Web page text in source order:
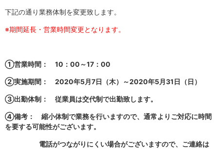
下記の通り業務体制を変更致します。
※期間延長・営業時間変更となります。
①営業時間： 10：00～17：00
②実施期間： 2020年5月7日（木）～2020年5月31日（日）
③出勤体制： 従業員は交代制で出勤致します。
④備考： 縮小体制で業務を行いますので、通常よりご対応に時間
を要する可能性がございます。
電話がつながりにくい場合がございますので、ご連絡は